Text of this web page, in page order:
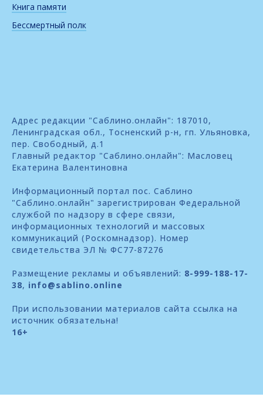
Книга памяти
Бессмертный полк
Адрес редакции "Саблино.онлайн": 187010,
Ленинградская обл., Тосненский р-н, гп. Ульяновка,
пер. Свободный, д.1
Главный редактор "Саблино.онлайн": Масловец
Екатерина Валентиновна
Информационный портал пос. Саблино
"Саблино.онлайн" зарегистрирован Федеральной
службой по надзору в сфере связи,
информационных технологий и массовых
коммуникаций (Роскомнадзор). Номер
свидетельства ЭЛ № ФС77-87276
Размещение рекламы и объявлений: 8-999-188-17-
38, info@sablino.online
При использовании материалов сайта ссылка на
источник обязательна!
16+